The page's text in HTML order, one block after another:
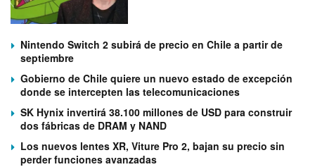
Nintendo Switch 2 subirá de precio en Chile a partir de
septiembre
Gobierno de Chile quiere un nuevo estado de excepción
donde se intercepten las telecomunicaciones
SK Hynix invertirá 38.100 millones de USD para construir
dos fábricas de DRAM y NAND
Los nuevos lentes XR, Viture Pro 2, bajan su precio sin
perder funciones avanzadas